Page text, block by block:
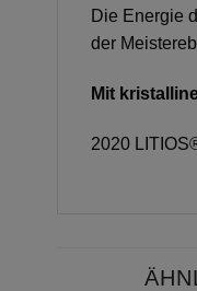
Die Energie
der
Mit
2020